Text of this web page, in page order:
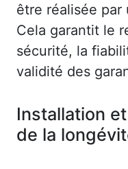
être réalisée
Cela garantit le
sécurité, la
validité des
Installation
de la